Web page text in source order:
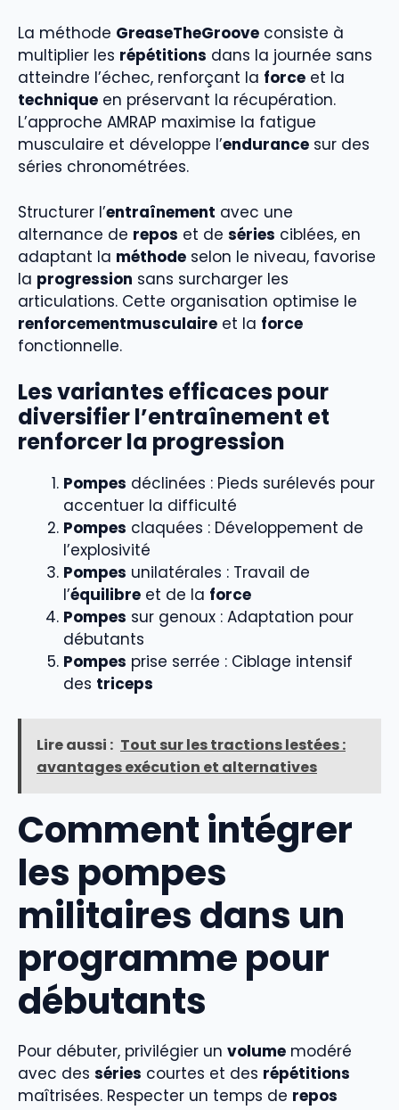
La méthode GreaseTheGroove consiste à
multiplier les répétitions dans la journée sans
atteindre l’échec, renforçant la force et la
technique en préservant la récupération.
L’approche AMRAP maximise la fatigue
musculaire et développe l’endurance sur des
séries chronométrées.
Structurer l’entraînement avec une
alternance de repos et de séries ciblées, en
adaptant la méthode selon le niveau, favorise
la progression sans surcharger les
articulations. Cette organisation optimise le
renforcementmusculaire et la force
fonctionnelle.
Les variantes efficaces pour
diversifier l’entraînement et
renforcer la progression
Pompes déclinées : Pieds surélevés pour
accentuer la difficulté
Pompes claquées : Développement de
l’explosivité
Pompes unilatérales : Travail de
l’équilibre et de la force
Pompes sur genoux : Adaptation pour
débutants
Pompes prise serrée : Ciblage intensif
des triceps
Lire aussi : Tout sur les tractions lestées :
avantages exécution et alternatives
Comment intégrer
les pompes
militaires dans un
programme pour
débutants
Pour débuter, privilégier un volume modéré
avec des séries courtes et des répétitions
maîtrisées. Respecter un temps de repos